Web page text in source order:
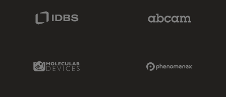
Molecular Devices Link